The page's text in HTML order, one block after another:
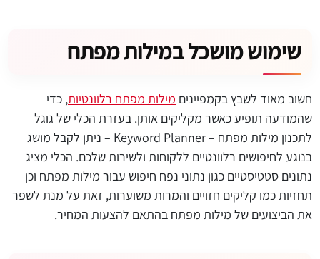
שימוש מושכל במילות מפתח
חשוב מאוד לשבץ בקמפיינים מילות מפתח רלוונטיות, כדי
שהמודעה תופיע כאשר מקליקים אותן. בעזרת הכלי של גוגל
לתכנון מילות מפתח – Keyword Planner – ניתן לקבל מושג
בנוגע לחיפושים רלוונטיים ללקוחות ולשירות שלכם. הכלי מציג
נתונים סטטיסטיים כגון נתוני נפח חיפוש עבור מילות מפתח וכן
תחזיות כמו קליקים חזויים והמרות משוערות, זאת על מנת לשפר
את הביצועים של מילות מפתח בהתאם להצעות המחיר.